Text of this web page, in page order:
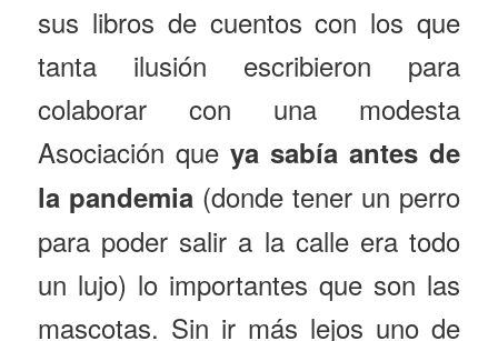
sus libros de cuentos con los que
tanta ilusión escribieron para
colaborar con una modesta
Asociación queya sabía antes de
la pandemia (donde tener un perro
para poder salir a la calle era todo
un lujo) lo importantes que son las
mascotas. Sin ir más lejos uno de